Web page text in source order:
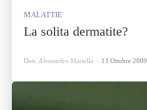
MALATTIE
La solita dermatite?
Dott. Alessandro Martella - 13 Ottobre 2009